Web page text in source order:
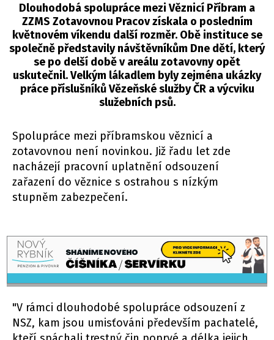
Dlouhodobá spolupráce mezi Věznicí Příbram a
ZZMS Zotavovnou Pracov získala o posledním
květnovém víkendu další rozměr. Obě instituce se
společně představily návštěvníkům Dne dětí, který
se po delší době v areálu zotavovny opět
uskutečnil. Velkým lákadlem byly zejména ukázky
práce příslušníků Vězeňské služby ČR a výcviku
služebních psů.
Spolupráce mezi příbramskou věznicí a
zotavovnou není novinkou. Již řadu let zde
nacházejí pracovní uplatnění odsouzení
zařazení do věznice s ostrahou s nízkým
stupněm zabezpečení.
"V rámci dlouhodobé spolupráce odsouzení z
NSZ, kam jsou umisťováni především pachatelé,